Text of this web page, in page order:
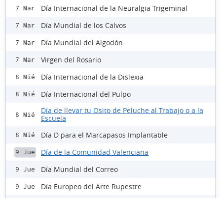
7 Mar Día Internacional de la Neuralgia Trigeminal
7 Mar Día Mundial de los Calvos
7 Mar Día Mundial del Algodón
7 Mar Virgen del Rosario
8 Mié Día Internacional de la Dislexia
8 Mié Día Internacional del Pulpo
8 Mié
Día de llevar tu Osito de Peluche al Trabajo o a la
Escuela
8 Mié Día D para el Marcapasos Implantable
9 Jue Día de la Comunidad Valenciana
9 Jue Día Mundial del Correo
9 Jue Día Europeo del Arte Rupestre